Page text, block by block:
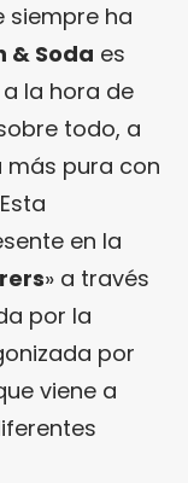
siempre ha
& Soda es
la hora de
todo, a
más pura con
en la
» a través
por la
por
viene a